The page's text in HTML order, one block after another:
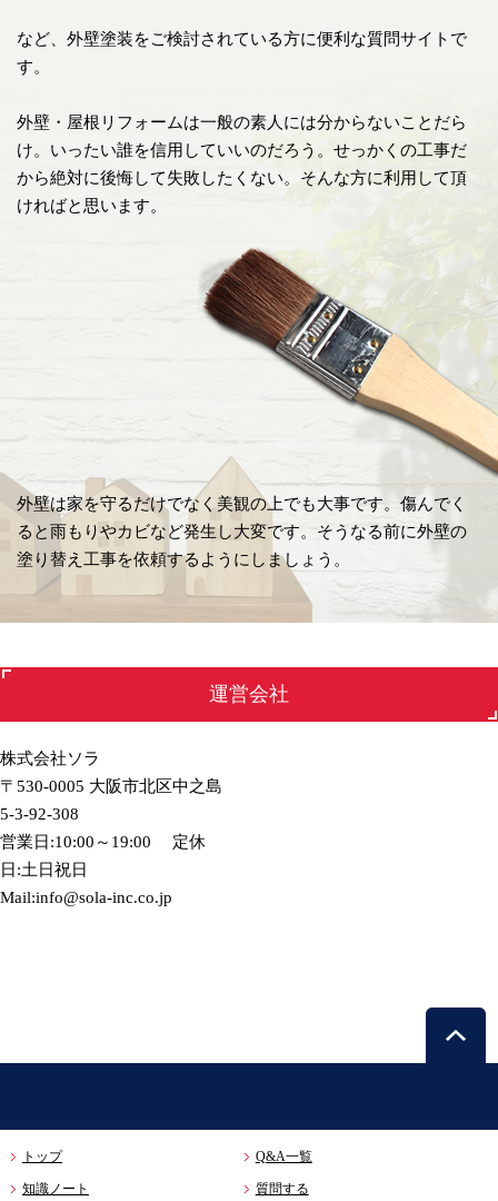
など、外壁塗装をご検討されている方に便利な質問サイトで
す。
外壁・屋根リフォームは一般の素人には分からないことだら
け。いったい誰を信用していいのだろう。せっかくの工事だ
から絶対に後悔して失敗したくない。そんな方に利用して頂
ければと思います。
外壁は家を守るだけでなく美観の上でも大事です。傷んでく
ると雨もりやカビなど発生し大変です。そうなる前に外壁の
塗り替え工事を依頼するようにしましょう。
運営会社
株式会社ソラ
〒530-0005 大阪市北区中之島
5-3-92-308
営業日:10:00～19:00 定休
日:土日祝日
Mail:info@sola-inc.co.jp
トップ Q&A一覧
知識ノート 質問する